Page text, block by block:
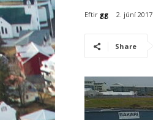
Eftir gg 2. júní 2017
Share